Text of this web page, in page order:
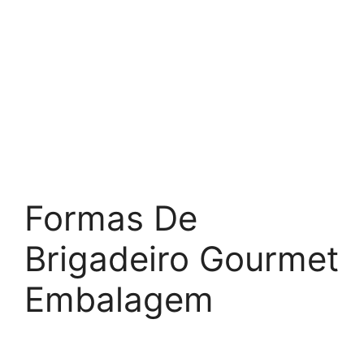
Formas De
Brigadeiro Gourmet
Embalagem